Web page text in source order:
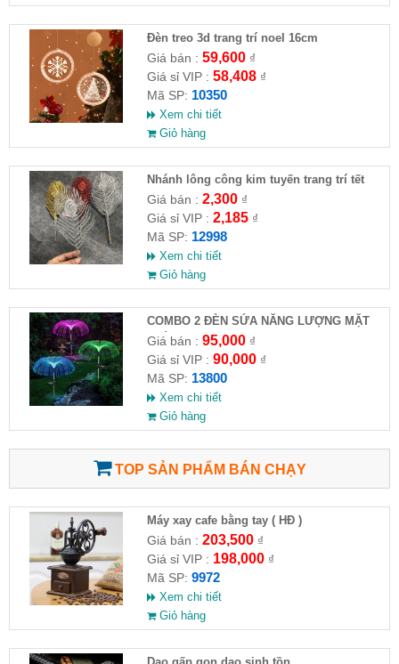
Đèn treo 3d trang trí noel 16cm
Giá bán : 59,600₫
Giá sỉ VIP : 58,408₫
Mã SP: 10350
Xem chi tiết
Giỏ hàng
Nhánh lông công kim tuyến trang trí tết
Giá bán : 2,300₫
Giá sỉ VIP : 2,185₫
Mã SP: 12998
Xem chi tiết
Giỏ hàng
COMBO 2 ĐÈN SỨA NĂNG LƯỢNG MẶT
TRỜI
Giá bán : 95,000₫
Giá sỉ VIP : 90,000₫
Mã SP: 13800
Xem chi tiết
Giỏ hàng
TOP SẢN PHẨM BÁN CHẠY
Máy xay cafe bằng tay ( HĐ )
Giá bán : 203,500₫
Giá sỉ VIP : 198,000₫
Mã SP: 9972
Xem chi tiết
Giỏ hàng